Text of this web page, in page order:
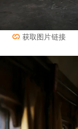
获取图片链接